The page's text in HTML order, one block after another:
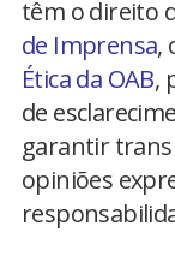
têm o direito
de Imprensa,
Ética da OAB,
de
garantir
opiniões